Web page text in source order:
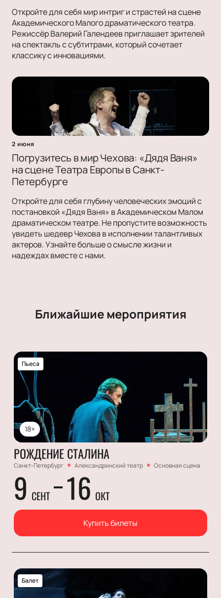
Откройте для себя мир интриг и страстей на сцене
Академического Малого драматического театра.
Режиссёр Валерий Галендеев приглашает зрителей
на спектакль с субтитрами, который сочетает
классику с инновациями.
2 июня
Погрузитесь в мир Чехова: «Дядя Ваня»
на сцене Театра Европы в Санкт-
Петербурге
Откройте для себя глубину человеческих эмоций с
постановкой «Дядя Ваня» в Академическом Малом
драматическом театре. Не пропустите возможность
увидеть шедевр Чехова в исполнении талантливых
актеров. Узнайте больше о смысле жизни и
надеждах вместе с нами.
Ближайшие мероприятия
18+
Пьеса
РОЖДЕНИЕ СТАЛИНА
Санкт-Петербург Александринский театр Основная сцена
9 СЕНТ 16 ОКТ
Купить билеты
Балет